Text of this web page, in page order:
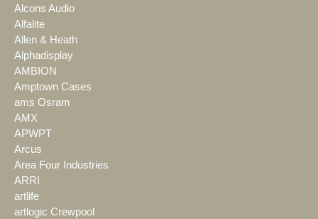
Alcons Audio
Alfalite
Allen & Heath
Alphadisplay
AMBION
Amptown Cases
ams Osram
AMX
APWPT
Arcus
Area Four Industries
ARRI
artlife
artlogic Crewpool